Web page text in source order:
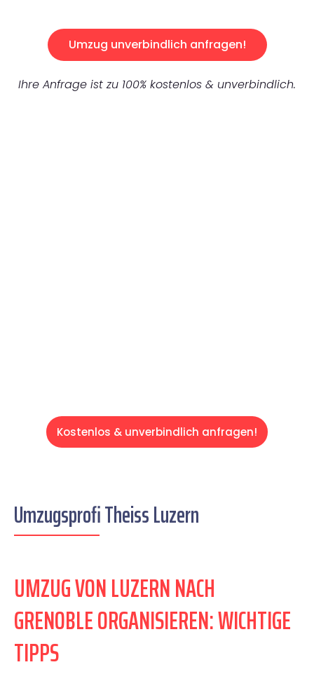
Umzug unverbindlich anfragen!
Ihre Anfrage ist zu 100% kostenlos & unverbindlich.
Kostenlos & unverbindlich anfragen!
Umzugsprofi Theiss Luzern
UMZUG VON LUZERN NACH
GRENOBLE ORGANISIEREN: WICHTIGE
TIPPS